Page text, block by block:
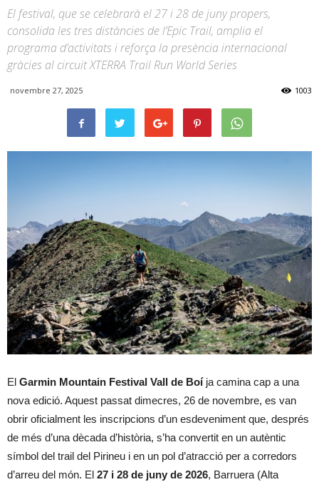
El festival, que se celebrarà el 27 i 28 de juny propers,
consolida les tres distàncies de l’Epic Trail, amplia el
programa d’activitats i reforça la presència internacional
gràcies al circuit XTERRA Trail Run World Series
novembre 27, 2025 1003
El Garmin Mountain Festival Vall de Boíja camina cap a una
nova edició. Aquest passat dimecres, 26 de novembre, es van
obrir oficialment les inscripcions d’un esdeveniment que, després
de més d’una dècada d’història, s’ha convertit en un autèntic
símbol del trail del Pirineu i en un pol d’atracció per a corredors
d’arreu del món. El 27 i 28 de juny de 2026, Barruera (Alta